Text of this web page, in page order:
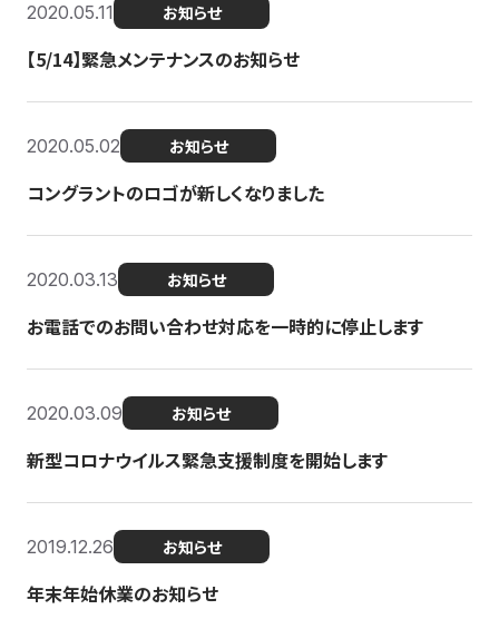
2020.05.11 お知らせ
【5/14】緊急メンテナンスのお知らせ
2020.05.02 お知らせ
コングラントのロゴが新しくなりました
2020.03.13 お知らせ
お電話でのお問い合わせ対応を一時的に停止します
2020.03.09 お知らせ
新型コロナウイルス緊急支援制度を開始します
2019.12.26 お知らせ
年末年始休業のお知らせ